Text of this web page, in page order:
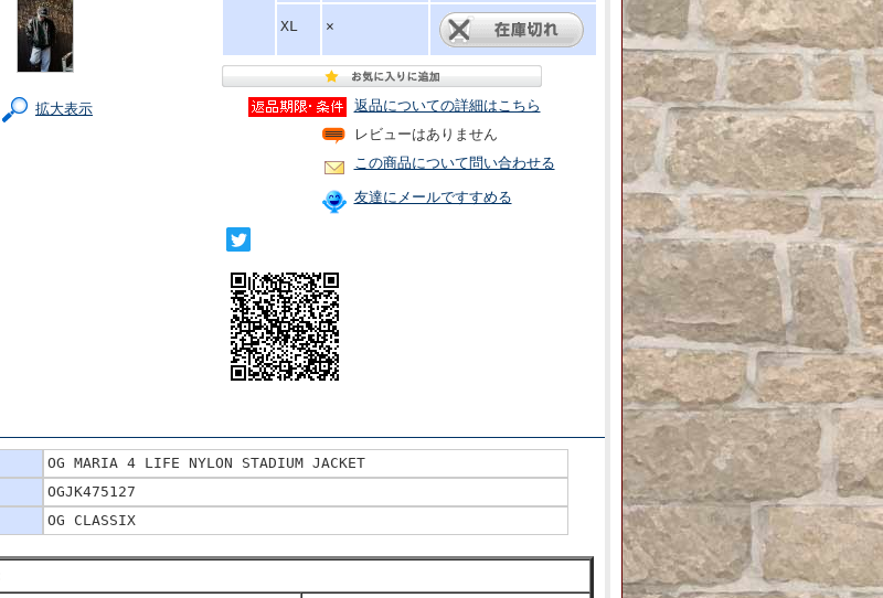
拡大表示
XL ×
返品についての詳細はこちら
レビューはありません
この商品について問い合わせる
友達にメールですすめる
OG MARIA 4 LIFE NYLON STADIUM JACKET
OGJK475127
OG CLASSIX